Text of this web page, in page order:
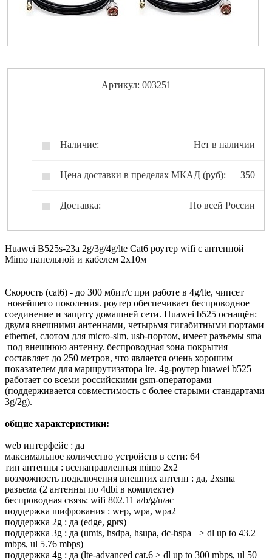
Артикул: 003251
Наличие: Нет в наличии
Цена доставки в пределах МКАД (руб): 350
Доставка: По всей России
Huawei B525s-23a 2g/3g/4g/lte Cat6 роутер wifi с антенной
Mimo панельной и кабелем 2х10м
Скорость (cat6) - до 300 мбит/с при работе в 4g/lte, чипсет
новейшего поколения. роутер обеспечивает беспроводное
соединение и защиту домашней сети. Huawei b525 оснащён:
двумя внешними антеннами, четырьмя гигабитными портами
ethernet, слотом для micro-sim, usb-портом, имеет разъемы sma
под внешнюю антенну. беспроводная зона покрытия
составляет до 250 метров, что является очень хорошим
показателем для маршрутизатора lte. 4g-роутер huawei b525
работает со всеми российскими gsm-операторами
(поддерживается совместимость с более старыми стандартами
3g/2g).
общие характеристики:
web интерфейс : да
максимальное количество устройств в сети: 64
тип антенны : всенаправленная mimo 2x2
возможность подключения внешних антенн : да, 2xsma
разъема (2 антенны по 4dbi в комплекте)
беспроводная связь: wifi 802.11 a/b/g/n/ac
поддержка шифрования : wep, wpa, wpa2
поддержка 2g : да (edge, gprs)
поддержка 3g : да (umts, hsdpa, hsupa, dc-hspa+ > dl up to 43.2
mbps, ul 5.76 mbps)
поддержка 4g : да (lte-advanced cat.6 > dl up to 300 mbps, ul 50